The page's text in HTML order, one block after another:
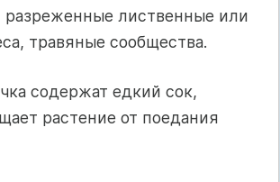
разреженные лиственные или
травяные сообщества.
содержат едкий сок,
растение от поедания